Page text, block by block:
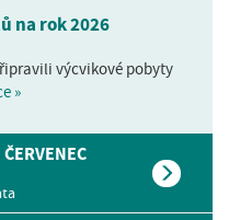
na rok 2026
výcvikové pobyty
»